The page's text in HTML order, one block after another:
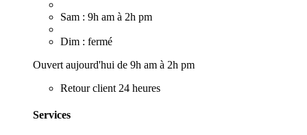
Sam : 9h am à 2h pm
Dim : fermé
Ouvert aujourd'hui de 9h am à 2h pm
Retour client 24 heures
Services